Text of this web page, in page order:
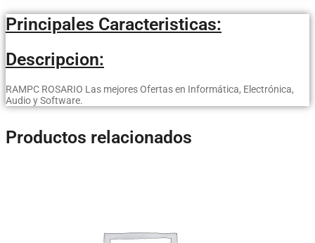
Principales Caracteristicas:
Descripcion:
RAMPC ROSARIO Las mejores Ofertas en Informática, Electrónica,
Audio y Software.
Productos relacionados